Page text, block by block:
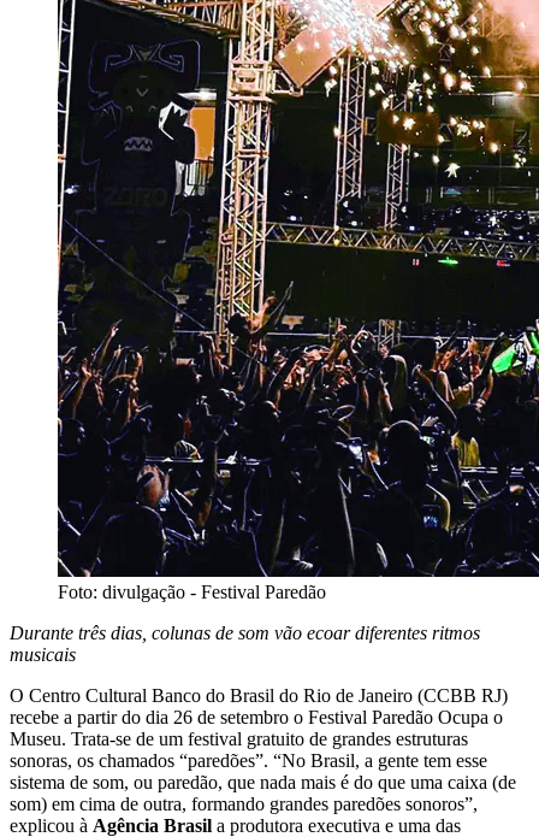
Foto: divulgação - Festival Paredão
Durante três dias, colunas de som vão ecoar diferentes ritmos
musicais
O Centro Cultural Banco do Brasil do Rio de Janeiro (CCBB RJ)
recebe a partir do dia 26 de setembro o Festival Paredão Ocupa o
Museu. Trata-se de um festival gratuito de grandes estruturas
sonoras, os chamados “paredões”. “No Brasil, a gente tem esse
sistema de som, ou paredão, que nada mais é do que uma caixa (de
som) em cima de outra, formando grandes paredões sonoros”,
explicou à Agência Brasil a produtora executiva e uma das